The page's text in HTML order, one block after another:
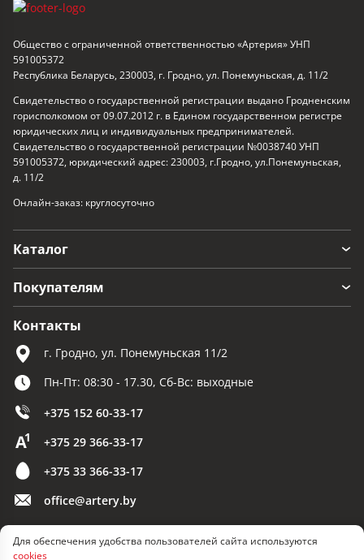
Для обеспечения удобства пользователей сайта используются
cookies
Общество с ограниченной ответственностью «Артерия» УНП
591005372
Республика Беларусь, 230003, г. Гродно, ул. Понемуньская, д. 11/2
Свидетельство о государственной регистрации выдано Гродненским
горисполкомом от 09.07.2012 г. в Едином государственном регистре
юридических лиц и индивидуальных предпринимателей.
Свидетельство о государственной регистрации №0038740 УНП
591005372, юридический адрес: 230003, г.Гродно, ул.Понемуньская,
д. 11/2
Онлайн-заказ: круглосуточно
Каталог
Покупателям
Контакты
г. Гродно, ул. Понемуньская 11/2
Пн-Пт: 08:30 - 17.30, Сб-Вс: выходные
+375 152 60-33-17
+375 29 366-33-17
+375 33 366-33-17
office@artery.by
© 2026 ООО «Артерия»